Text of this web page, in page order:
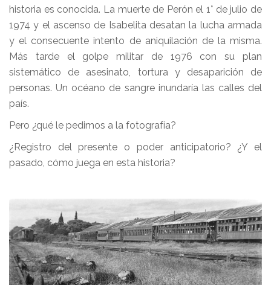
historia es conocida. La muerte de Perón el 1° de julio de
1974 y el ascenso de Isabelita desatan la lucha armada
y el consecuente intento de aniquilación de la misma.
Más tarde el golpe militar de 1976 con su plan
sistemático de asesinato, tortura y desaparición de
personas. Un océano de sangre inundaría las calles del
país.
Pero ¿qué le pedimos a la fotografía?
¿Registro del presente o poder anticipatorio? ¿Y el
pasado, cómo juega en esta historia?